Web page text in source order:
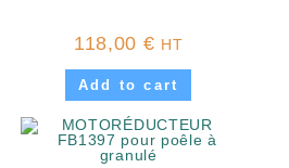
118,00 € HT
Add to cart